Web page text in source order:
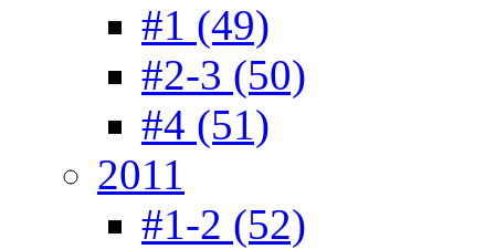
#1 (49)
#2-3 (50)
#4 (51)
2011
#1-2 (52)